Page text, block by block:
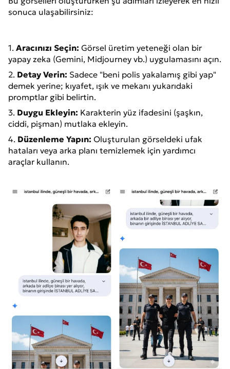
detaylarını
ultra koru.
uzun palto,
siyah pantolon
kameraya
kendinden
emin bakış.
Ön açıda flaşlı
fotoğraf çeken
gazeteci net.
Sinematik
arka ışık,
hipergerçekçi
mimiklerini
ultra koru.
sonuca ulaşabilirsiniz:
1. Aracınızı Seçin: Görsel üretim yeteneği olan bir
yapay zeka (Gemini, Midjourney vb.) uygulamasını açın.
2. Detay Verin: Sadece "beni polis yakalamış gibi yap"
demek yerine; kıyafet, ışık ve mekanı yukarıdaki
promptlar gibi belirtin.
3. Duygu Ekleyin: Karakterin yüz ifadesini (şaşkın,
ciddi, pişman) mutlaka ekleyin.
4. Düzenleme Yapın: Oluşturulan görseldeki ufak
hataları veya arka planı temizlemek için yardımcı
araçlar kullanın.